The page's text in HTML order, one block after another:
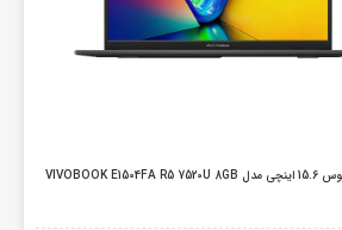
لپ تاپ ایسوس 15.6 اینچی مدل VIVOBOOK E1504FA R5 7520U 8GB